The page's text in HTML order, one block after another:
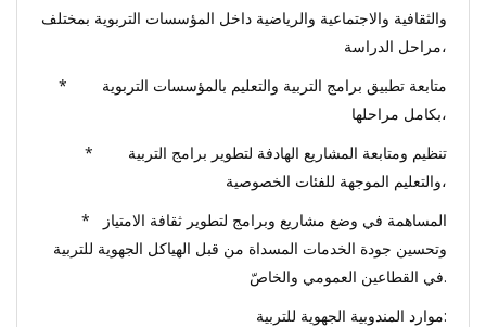
والثقافية والاجتماعية والرياضية داخل المؤسسات التربوية بمختلف
مراحل الدراسة،
* متابعة تطبيق برامج التربية والتعليم بالمؤسسات التربوية
بكامل مراحلها،
* تنظيم ومتابعة المشاريع الهادفة لتطوير برامج التربية
والتعليم الموجهة للفئات الخصوصية،
* المساهمة في وضع مشاريع وبرامج لتطوير ثقافة الامتياز
وتحسين جودة الخدمات المسداة من قبل الهياكل الجهوية للتربية
في القطاعين العمومي والخاصّ.
موارد المندوبية الجهوية للتربية: